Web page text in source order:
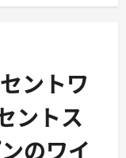
ントワ
ントス
のワイ